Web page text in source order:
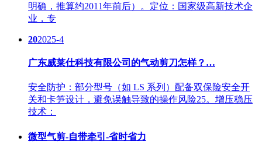
明确，推算约2011年前后）。定位：国家级高新技术企
业，专
202025-4
广东威莱仕科技有限公司的气动剪刀怎样？…
安全防护：部分型号（如 LS 系列）配备双保险安全开
关和卡笋设计，避免误触导致的操作风险25。增压稳压
技术：
微型气剪-自带牵引-省时省力